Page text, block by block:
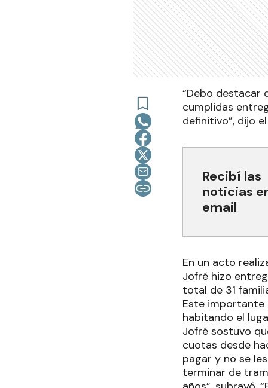
“Debo destacar
cumplidas
definitivo”, dijo
Recibí las
noticias
email
En un acto
Jofré hizo
total de 31
Este importante
habitando el
Jofré sostuvo
cuotas desde
pagar y no se
terminar de